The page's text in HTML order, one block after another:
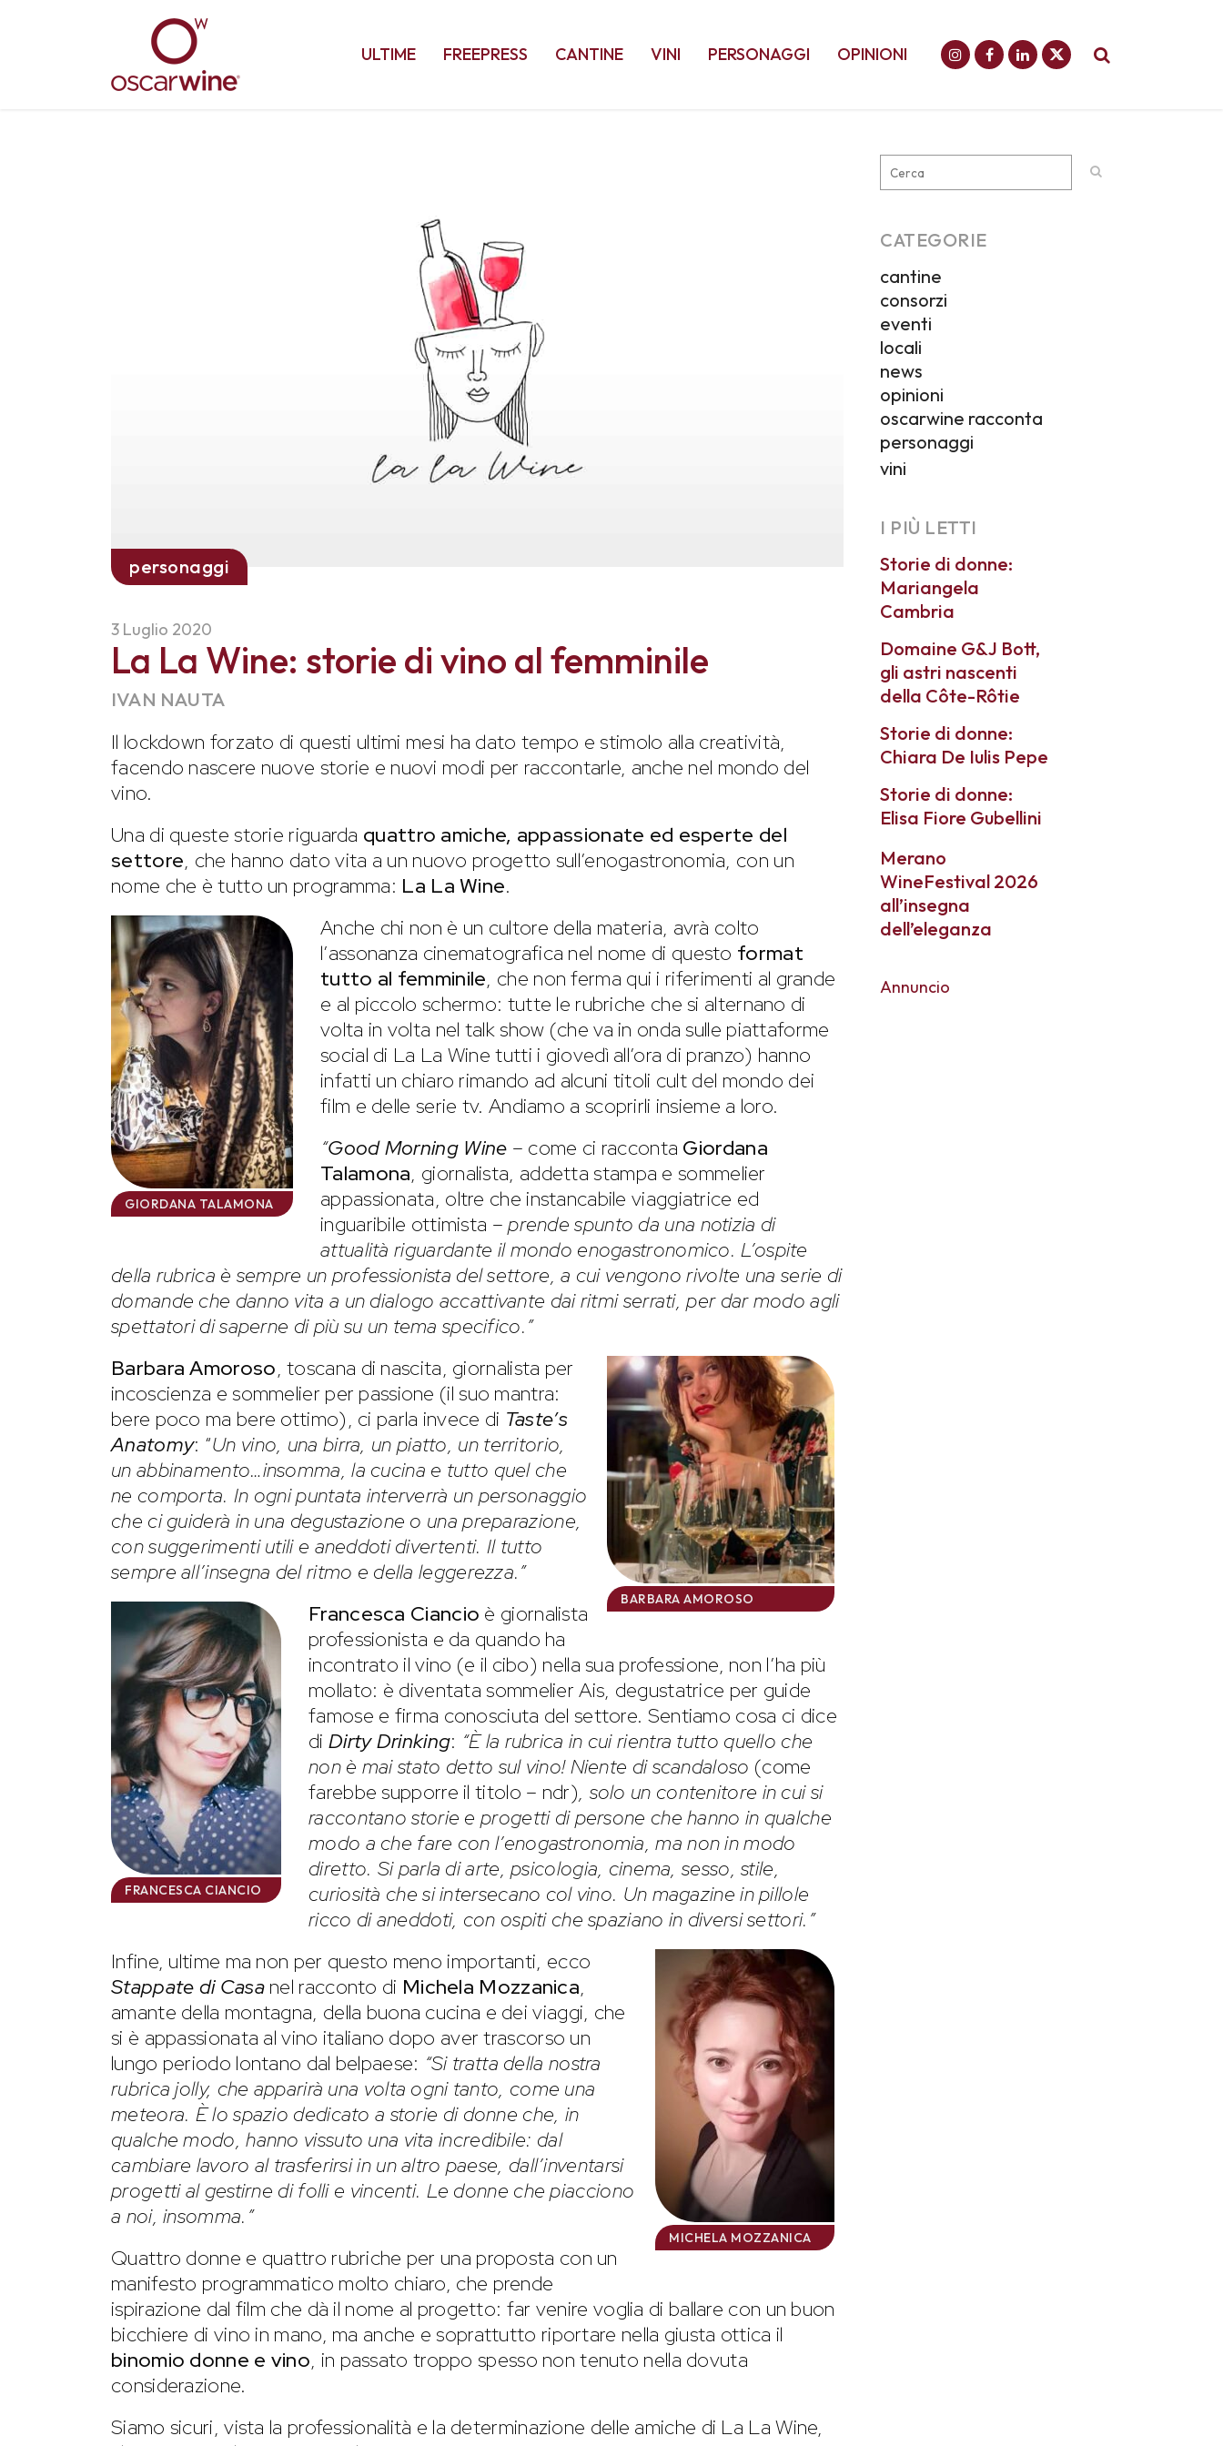
ULTIME FREEPRESS CANTINE VINI PERSONAGGI OPINIONI
personaggi
3 Luglio 2020
La La Wine: storie di vino al femminile
IVAN NAUTA
Il lockdown forzato di questi ultimi mesi ha dato tempo e stimolo alla creatività,
facendo nascere nuove storie e nuovi modi per raccontarle, anche nel mondo del
vino.
Una di queste storie riguarda quattro amiche, appassionate ed esperte del
settore, che hanno dato vita a un nuovo progetto sull’enogastronomia, con un
nome che è tutto un programma: La La Wine.
GIORDANA TALAMONA
Anche chi non è un cultore della materia, avrà colto
l’assonanza cinematografica nel nome di questo format
tutto al femminile, che non ferma qui i riferimenti al grande
e al piccolo schermo: tutte le rubriche che si alternano di
volta in volta nel talk show (che va in onda sulle piattaforme
social di La La Wine tutti i giovedì all’ora di pranzo) hanno
infatti un chiaro rimando ad alcuni titoli cult del mondo dei
film e delle serie tv. Andiamo a scoprirli insieme a loro.
“Good Morning Wine – come ci racconta Giordana
Talamona, giornalista, addetta stampa e sommelier
appassionata, oltre che instancabile viaggiatrice ed
inguaribile ottimista –prende spunto da una notizia di
attualità riguardante il mondo enogastronomico. L’ospite
della rubrica è sempre un professionista del settore, a cui vengono rivolte una serie di
domande che danno vita a un dialogo accattivante dai ritmi serrati, per dar modo agli
spettatori di saperne di più su un tema specifico.”
BARBARA AMOROSO
Barbara Amoroso, toscana di nascita, giornalista per
incoscienza e sommelier per passione (il suo mantra:
bere poco ma bere ottimo), ci parla invece di Taste’s
Anatomy: “Un vino, una birra, un piatto, un territorio,
un abbinamento…insomma, la cucina e tutto quel che
ne comporta. In ogni puntata interverrà un personaggio
che ci guiderà in una degustazione o una preparazione,
con suggerimenti utili e aneddoti divertenti. Il tutto
sempre all’insegna del ritmo e della leggerezza.”
FRANCESCA CIANCIO
Francesca Ciancio è giornalista
professionista e da quando ha
incontrato il vino (e il cibo) nella sua professione, non l’ha più
mollato: è diventata sommelier Ais, degustatrice per guide
famose e firma conosciuta del settore. Sentiamo cosa ci dice
di Dirty Drinking: “È la rubrica in cui rientra tutto quello che
non è mai stato detto sul vino! Niente di scandaloso (come
farebbe supporre il titolo – ndr), solo un contenitore in cui si
raccontano storie e progetti di persone che hanno in qualche
modo a che fare con l’enogastronomia, ma non in modo
diretto. Si parla di arte, psicologia, cinema, sesso, stile,
curiosità che si intersecano col vino. Un magazine in pillole
ricco di aneddoti, con ospiti che spaziano in diversi settori.”
MICHELA MOZZANICA
Infine, ultime ma non per questo meno importanti, ecco
Stappate di Casanel racconto di Michela Mozzanica,
amante della montagna, della buona cucina e dei viaggi, che
si è appassionata al vino italiano dopo aver trascorso un
lungo periodo lontano dal belpaese: “Si tratta della nostra
rubrica jolly, che apparirà una volta ogni tanto, come una
meteora. È lo spazio dedicato a storie di donne che, in
qualche modo, hanno vissuto una vita incredibile: dal
cambiare lavoro al trasferirsi in un altro paese, dall’inventarsi
progetti al gestirne di folli e vincenti. Le donne che piacciono
a noi, insomma.”
Quattro donne e quattro rubriche per una proposta con un
manifesto programmatico molto chiaro, che prende
ispirazione dal film che dà il nome al progetto: far venire voglia di ballare con un buon
bicchiere di vino in mano, ma anche e soprattutto riportare nella giusta ottica il
binomio donne e vino, in passato troppo spesso non tenuto nella dovuta
considerazione.
Siamo sicuri, vista la professionalità e la determinazione delle amiche di La La Wine,
CATEGORIE
cantine
consorzi
eventi
locali
news
opinioni
oscarwine racconta
personaggi
vini
I PIÙ LETTI
Storie di donne:
Mariangela
Cambria
Domaine G&J Bott,
gli astri nascenti
della Côte-Rôtie
Storie di donne:
Chiara De Iulis Pepe
Storie di donne:
Elisa Fiore Gubellini
Merano
WineFestival 2026
all’insegna
dell’eleganza
Annuncio